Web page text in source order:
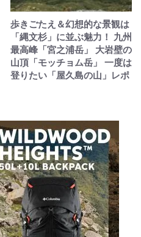
歩きごたえ＆幻想的な景観は
「縄文杉」に並ぶ魅力！ 九州
最高峰「宮之浦岳」 大岩壁の
山頂「モッチョム岳」 一度は
登りたい「屋久島の山」レポ